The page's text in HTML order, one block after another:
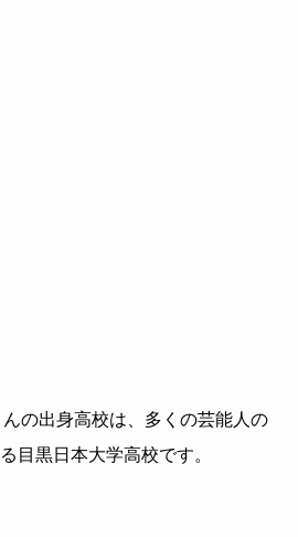
んの出身高校は、多くの芸能人の
目黒日本大学高校です。